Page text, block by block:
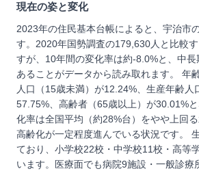
現在の姿と変化
2023年の住民基本台帳によると、宇治市
す。2020年国勢調査の179,630人と比較
すが、10年間の変化率は約-8.0%と、中長
あることがデータから読み取れます。 年
人口（15歳未満）が12.24%、生産年齢人
57.75%、高齢者（65歳以上）が30.01%
化率は全国平均（約28%台）をやや上回
高齢化が一定程度進んでいる状況です。
ており、小学校22校・中学校11校・高等
います。医療面でも病院9施設・一般診療